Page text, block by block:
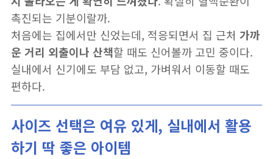
촉진되는 기분이랄까.
처음에는 집에서만 신었는데, 적응되면서 집 근처 가까
운 거리 외출이나 산책할 때도 신어볼까 고민 중이다.
실내에서 신기에도 부담 없고, 가벼워서 이동할 때도
편하다.
사이즈 선택은 여유 있게, 실내에서 활용
하기 딱 좋은 아이템